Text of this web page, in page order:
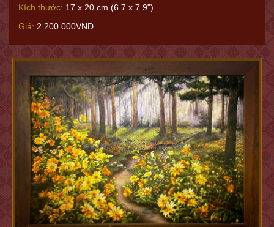
Kích thước: 17 x 20 cm (6.7 x 7.9")
Giá: 2.200.000VNĐ